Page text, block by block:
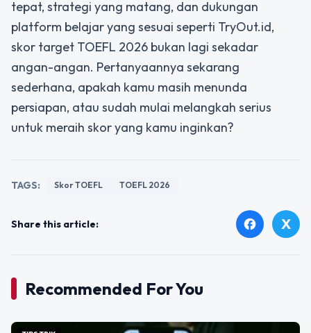
tepat, strategi yang matang, dan dukungan
platform belajar yang sesuai seperti TryOut.id,
skor target TOEFL 2026 bukan lagi sekadar
angan-angan. Pertanyaannya sekarang
sederhana, apakah kamu masih menunda
persiapan, atau sudah mulai melangkah serius
untuk meraih skor yang kamu inginkan?
TAGS: Skor TOEFL TOEFL 2026
Share this article: facebook X
Recommended For You